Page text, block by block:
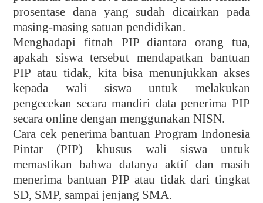
prosentase dana yang sudah dicairkan pada
masing-masing satuan pendidikan.
Menghadapi fitnah PIP diantara orang tua,
apakah siswa tersebut mendapatkan bantuan
PIP atau tidak, kita bisa menunjukkan akses
kepada wali siswa untuk melakukan
pengecekan secara mandiri data penerima PIP
secara online dengan menggunakan NISN.
Cara cek penerima bantuan Program Indonesia
Pintar (PIP) khusus wali siswa untuk
memastikan bahwa datanya aktif dan masih
menerima bantuan PIP atau tidak dari tingkat
SD, SMP, sampai jenjang SMA.